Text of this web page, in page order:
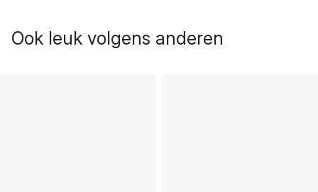
Ook leuk volgens anderen